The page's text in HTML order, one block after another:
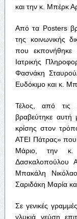
και την κ. Μπέρκ
Από τα Posters
της κοινωνικής
που εκπονήθηκε
Ιατρικής
Φασνάκη
Ευδόκιμο και κ.
Τέλος, από τις
βραβεύτηκε αυτή
κρίσης στον
ΑΤΕΙ Πάτρας»
Μάριο, την κ.
Δασκαλοπούλου
Μπακάλη
Σαριδάκη Μαρία
Σε γενικές
γλυκιά γεύση